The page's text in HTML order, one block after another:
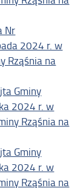
Nr
2024 r. w
Rząśnia na
Gminy
2024 r. w
Rząśnia na
Gminy
2024 r. w
Rząśnia na